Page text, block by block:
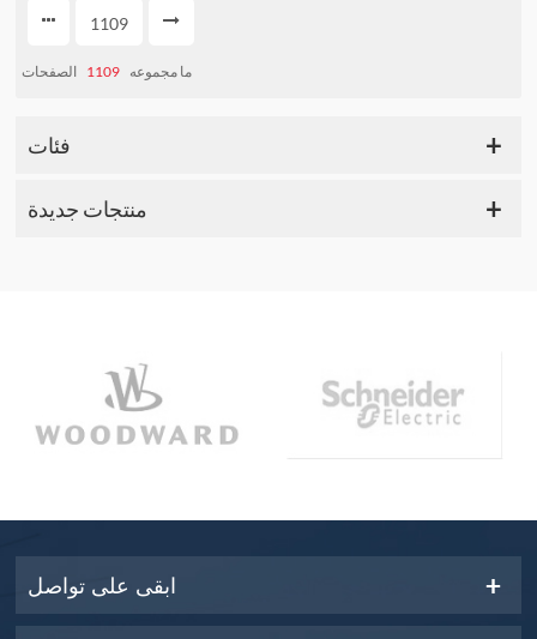
1109
ما مجموعه 1109 الصفحات
فئات
منتجات جديدة
ابقى على تواصل